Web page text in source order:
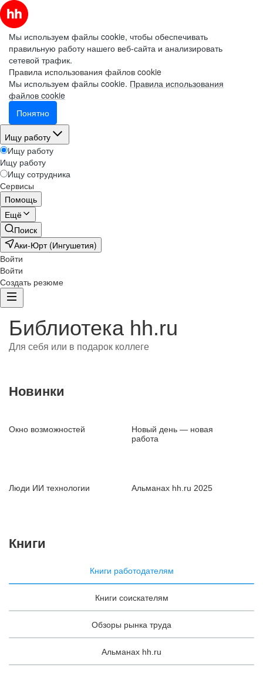
Мы используем файлы cookie, чтобы обеспечивать
правильную работу нашего веб-сайта и анализировать
сетевой трафик.
Правила использования файлов cookie
Мы используем файлы cookie. Правила использования
файлов cookie
Понятно
Ищу работу
Ищу работу
Ищу работу
Ищу сотрудника
Сервисы
Помощь
Ещё
Поиск
Аки-Юрт (Ингушетия)
Войти
Войти
Создать резюме
Библиотека hh.ru
Для себя или в подарок коллеге
Новинки
Окно возможностей
Новый день — новая
работа
Люди ИИ технологии Альманах hh.ru 2025
Книги
Книги работодателям
Книги соискателям
Обзоры рынка труда
Альманах hh.ru